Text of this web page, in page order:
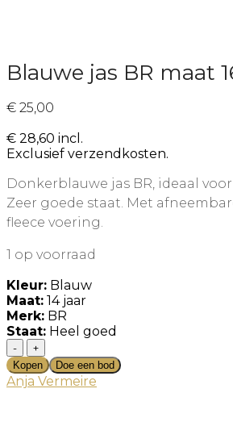
Blauwe jas BR maat
€ 25,00
€ 28,60 incl.
Exclusief verzendkosten.
Donkerblauwe jas BR, ideaal
Zeer goede staat. Met
fleece voering.
1 op voorraad
Kleur: Blauw
Maat: 14 jaar
Merk: BR
Staat: Heel goed
Blauwe
jas
BR
maat
Kopen Doe een bod
Anja Vermeire